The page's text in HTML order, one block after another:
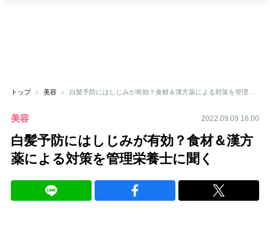
トップ 美容
美容 2022.09.09 16:00
白髪予防にはしじみが有効？食材＆漢方
薬による対策を管理栄養士に聞く